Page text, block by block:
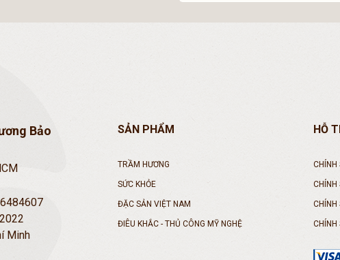
Bảo
Minh
SẢN PHẨM
TRẦM HƯƠNG
SỨC KHỎE
ĐẶC SẢN VIỆT NAM
ĐIÊU KHẮC - THỦ CÔNG MỸ NGHỆ
HỖ
CHÍNH
CHÍNH
CHÍNH
CHÍNH